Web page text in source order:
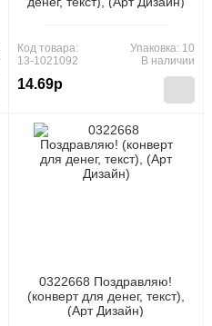
Код товара:
13-1021092
14.69р
Упаковка: 10
В наличии
0322668 Поздравляю!
(конверт для денег, текст),
(Арт Дизайн)